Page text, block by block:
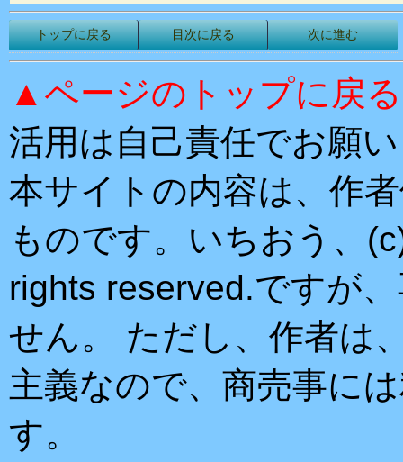
トップに戻る 目次に戻る 次に進む
▲ページのトップに戻る
活用は自己責任でお願
本サイトの内容は、作
ものです。いちおう、
rights reserved.ですが
せん。 ただし、作者は
主義なので、商売事に
す。